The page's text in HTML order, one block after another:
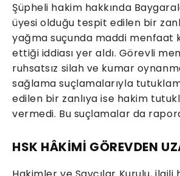
Şüpheli hakim hakkında
üyesi olduğu tespit edilen bir
yağma suçunda maddi menfaat
ettiği iddiası yer aldı. Görevli
ruhsatsız silah ve kumar
sağlama suçlamalarıyla
edilen bir zanlıya ise hakim
vermedi. Bu suçlamalar da
HSK HÂKİMİ GÖREVDEN